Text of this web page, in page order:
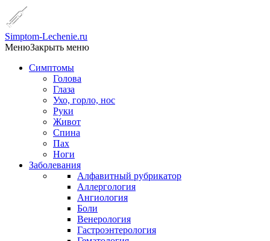
Simptom-Lechenie.ru
МенюЗакрыть меню
Симптомы
Голова
Глаза
Ухо, горло, нос
Руки
Живот
Спина
Пах
Ноги
Заболевания
Алфавитный рубрикатор
Аллергология
Ангиология
Боли
Венерология
Гастроэнтерология